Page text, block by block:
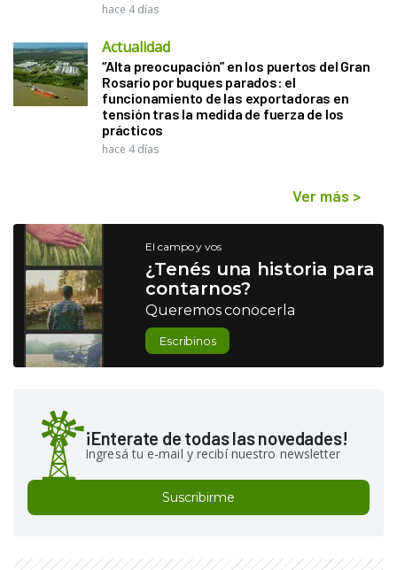
hace 4 días
Actualidad
“Alta preocupación” en los puertos del Gran
Rosario por buques parados: el
funcionamiento de las exportadoras en
tensión tras la medida de fuerza de los
prácticos
hace 4 días
Ver más >
El campo y vos
¿Tenés una historia para
contarnos?
Queremos conocerla
Escribinos
¡Enterate de todas las novedades!
Ingresá tu e-mail y recibí nuestro newsletter
Suscribirme